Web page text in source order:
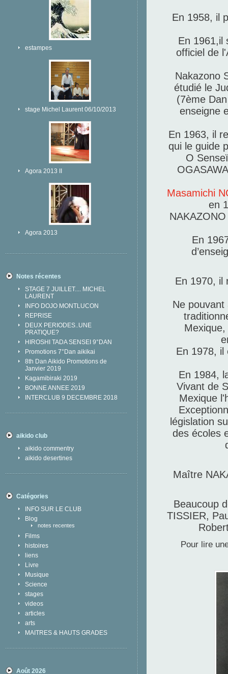
estampes
stage Michel Laurent 06/10/2013
Agora 2013 II
Agora 2013
Notes récentes
STAGE 7 JUILLET.... MICHEL
LAURENT
INFO DOJO MONTLUCON
REPRISE
DEUX PERIODES..UNE
PRATIQUE?
HIROSHI TADA SENSEI 9°DAN
Promotions 7°Dan aikikai
8th Dan Aikido Promotions de
Janvier 2019
Kagamibiraki 2019
BONNE ANNEE 2019
INTERCLUB 9 DECEMBRE 2018
aikido club
aikido commentry
aikido desertines
Catégories
INFO SUR LE CLUB
Blog
notes recentes
Films
histoires
liens
Livre
Musique
Science
stages
videos
articles
arts
MAITRES & HAUTS GRADES
Août 2026
En 1958, il
En 1961,il
officiel de
Nakazono
étudié le
(7ème
enseigne
En 1963, il
qui le guide
O
Masamichi
en
En
En 1970, il
Ne pouvant
En 1978, il
En 1984,
Vivant de
Mexique
législation
des écoles
Maître
Beaucoup
TISSIER,
Pour lire